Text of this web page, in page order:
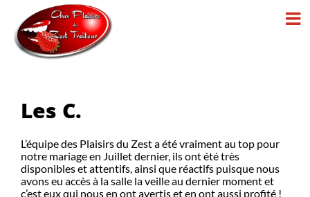
Passer
contenu
Les C.
L’équipe des Plaisirs du Zest a été vraiment au top pour
notre mariage en Juillet dernier, ils ont été très
disponibles et attentifs, ainsi que réactifs puisque nous
avons eu accès à la salle la veille au dernier moment et
c’est eux qui nous en ont avertis et en ont aussi profité !